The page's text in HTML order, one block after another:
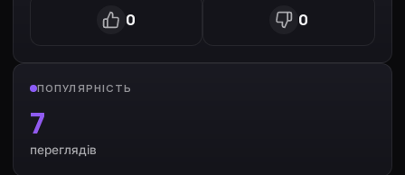
0 0
ПОПУЛЯРНІСТЬ
7
переглядів